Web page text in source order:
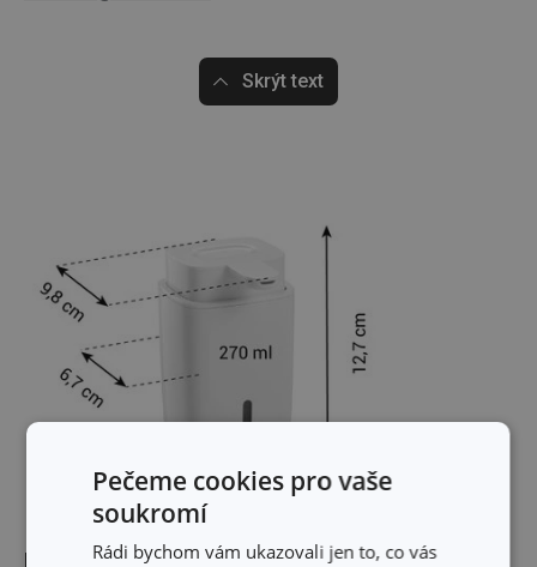
Skrýt text
Rozměry
Pečeme cookies pro vaše
soukromí
Rádi bychom vám ukazovali jen to, co vás